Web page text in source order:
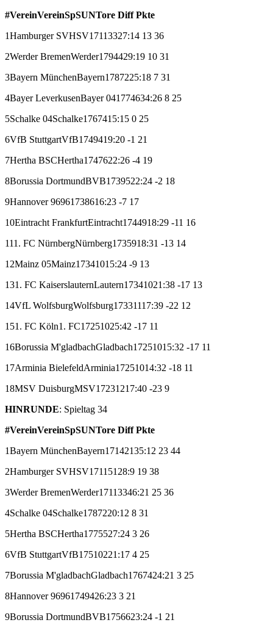
#VereinVereinSpSUNTore Diff Pkte
1Hamburger SVHSV17113327:14 13 36
2Werder BremenWerder1794429:19 10 31
3Bayern MünchenBayern1787225:18 7 31
4Bayer LeverkusenBayer 041774634:26 8 25
5Schalke 04Schalke1767415:15 0 25
6VfB StuttgartVfB1749419:20 -1 21
7Hertha BSCHertha1747622:26 -4 19
8Borussia DortmundBVB1739522:24 -2 18
9Hannover 96961738616:23 -7 17
10Eintracht FrankfurtEintracht1744918:29 -11 16
111. FC NürnbergNürnberg1735918:31 -13 14
12Mainz 05Mainz17341015:24 -9 13
131. FC KaiserslauternLautern17341021:38 -17 13
14VfL WolfsburgWolfsburg17331117:39 -22 12
151. FC Köln1. FC17251025:42 -17 11
16Borussia M'gladbachGladbach17251015:32 -17 11
17Arminia BielefeldArminia17251014:32 -18 11
18MSV DuisburgMSV17231217:40 -23 9
HINRUNDE: Spieltag 34
#VereinVereinSpSUNTore Diff Pkte
1Bayern MünchenBayern17142135:12 23 44
2Hamburger SVHSV1711 51 28:9 19 38
3Werder BremenWerder17113346:21 25 36
4Schalke 04Schalke1787220:12 8 31
5Hertha BSCHertha1775527:24 3 26
6VfB StuttgartVfB17510221:17 4 25
7Borussia M'gladbachGladbach1767424:21 3 25
8Hannover 96961749426:23 3 21
9Borussia DortmundBVB1756623:24 -1 21